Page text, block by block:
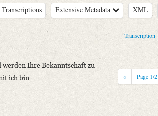
Extensive Metadata XML
da Schlegel nicht mit „von“ unterschreibt.
Ihre Bekanntschaft zu
ich bin
Transcription
« Page 1/2